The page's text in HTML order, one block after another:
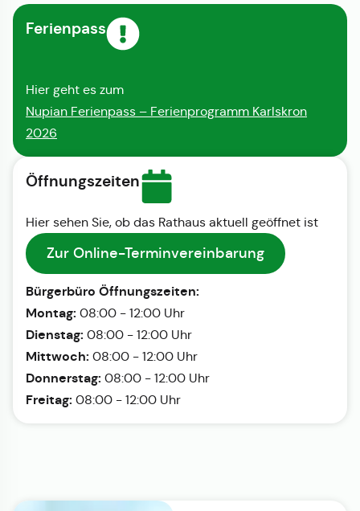
Ferienpass
Hier geht es zum
Nupian Ferienpass – Ferienprogramm Karlskron
2026
Öffnungszeiten
Hier sehen Sie, ob das Rathaus aktuell geöffnet ist
Zur Online-Terminvereinbarung
Bürgerbüro Öffnungszeiten:
Montag: 08:00 - 12:00 Uhr
Dienstag: 08:00 - 12:00 Uhr
Mittwoch: 08:00 - 12:00 Uhr
Donnerstag: 08:00 - 12:00 Uhr
Freitag: 08:00 - 12:00 Uhr